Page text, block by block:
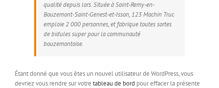
qualité depuis lors. Située à Saint-Remy-en-
Bouzemont-Saint-Genest-et-Isson, 123 Machin Truc
emploie 2 000 personnes, et fabrique toutes sortes
de bidules super pour la communauté
bouzemontoise.
Étant donné que vous êtes un nouvel utilisateur de WordPress, vous
devriez vous rendre sur votre tableau de bord pour effacer la présente